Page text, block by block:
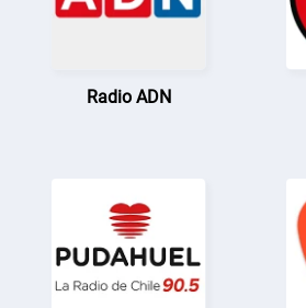
Radio ADN